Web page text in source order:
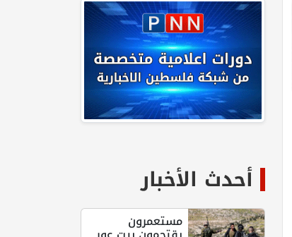
أحدث الأخبار
مستعمرون